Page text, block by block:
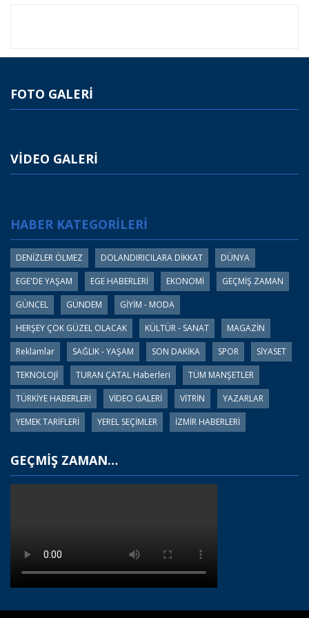
FOTO GALERİ
VİDEO GALERİ
HABER KATEGORİLERİ
DENİZLER ÖLMEZ DOLANDIRICILARA DİKKAT
DÜNYA
EGE'DE YAŞAM
EGE HABERLERİ EKONOMİ
GEÇMİŞ ZAMAN
GÜNCEL
GÜNDEM
GİYİM - MODA
HERŞEY ÇOK GÜZEL OLACAK
KÜLTÜR - SANAT
MAGAZİN
Reklamlar
SAĞLIK - YAŞAM SON DAKİKA SPOR
SİYASET
TEKNOLOJİ
TURAN ÇATAL Haberleri
TÜM MANŞETLER
TÜRKİYE HABERLERİ
VİDEO GALERİ VİTRİN
YAZARLAR
YEMEK TARİFLERİ
YEREL SEÇİMLER İZMİR HABERLERİ
GEÇMİŞ ZAMAN…